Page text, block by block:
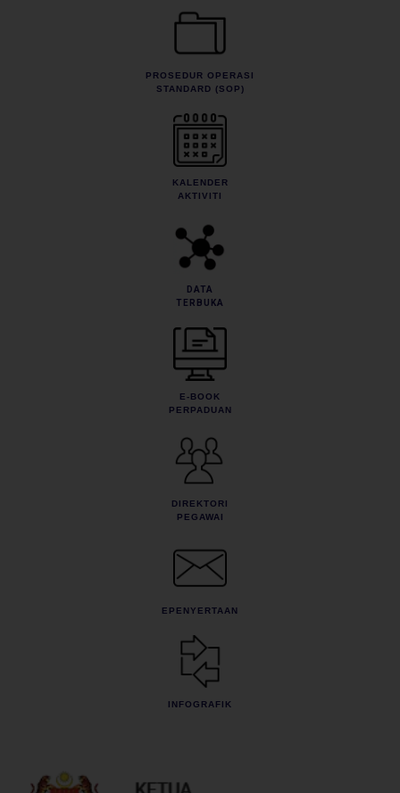
PROSEDUR OPERASI
STANDARD (SOP)
KALENDER
AKTIVITI
DATA
TERBUKA
E-BOOK
PERPADUAN
DIREKTORI
PEGAWAI
EPENYERTAAN
INFOGRAFIK